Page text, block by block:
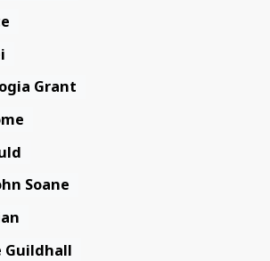
Grant
Soane
Guildhall